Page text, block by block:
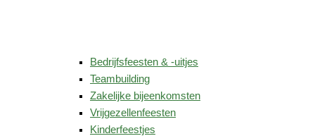
Bedrijfsfeesten & -uitjes
Teambuilding
Zakelijke bijeenkomsten
Vrijgezellenfeesten
Kinderfeestjes